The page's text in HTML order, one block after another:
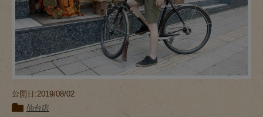
公開日:2019/08/02
仙台店